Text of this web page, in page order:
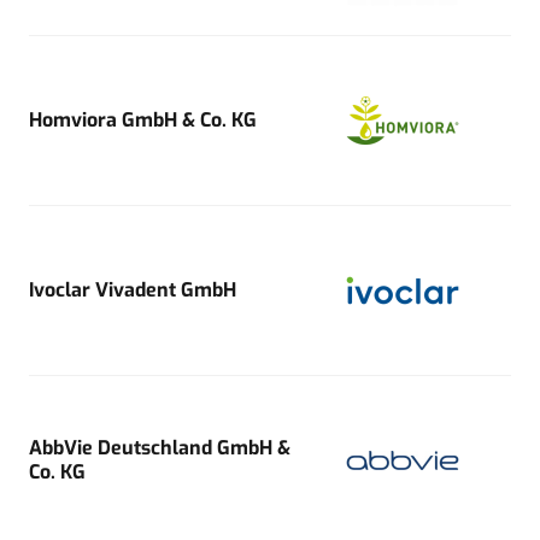
Homviora GmbH & Co. KG
Ivoclar Vivadent GmbH
AbbVie Deutschland GmbH &
Co. KG